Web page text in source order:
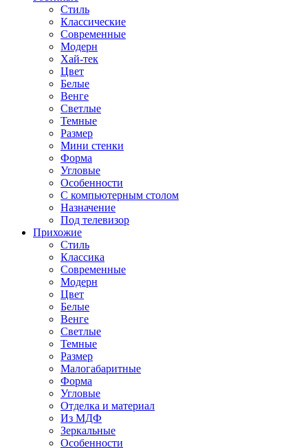
Стиль
Классические
Современные
Модерн
Хай-тек
Цвет
Белые
Венге
Светлые
Темные
Размер
Мини стенки
Форма
Угловые
Особенности
С компьютерным столом
Назначение
Под телевизор
Прихожие
Стиль
Классика
Современные
Модерн
Цвет
Белые
Венге
Светлые
Темные
Размер
Малогабаритные
Форма
Угловые
Отделка и материал
Из МДФ
Зеркальные
Особенности